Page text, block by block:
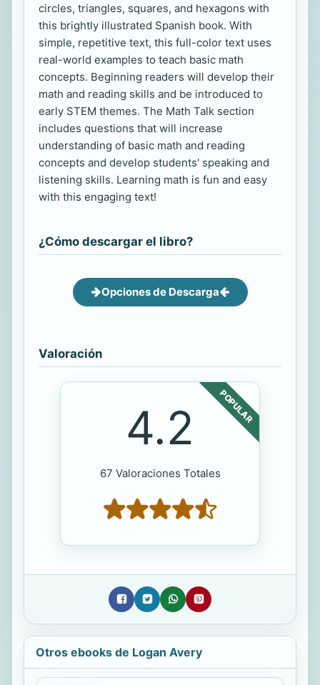
circles, triangles, squares, and hexagons with
this brightly illustrated Spanish book. With
simple, repetitive text, this full-color text uses
real-world examples to teach basic math
concepts. Beginning readers will develop their
math and reading skills and be introduced to
early STEM themes. The Math Talk section
includes questions that will increase
understanding of basic math and reading
concepts and develop students' speaking and
listening skills. Learning math is fun and easy
with this engaging text!
¿Cómo descargar el libro?
Opciones de Descarga
Valoración
POPULAR
4.2
67 Valoraciones Totales
Otros ebooks de Logan Avery